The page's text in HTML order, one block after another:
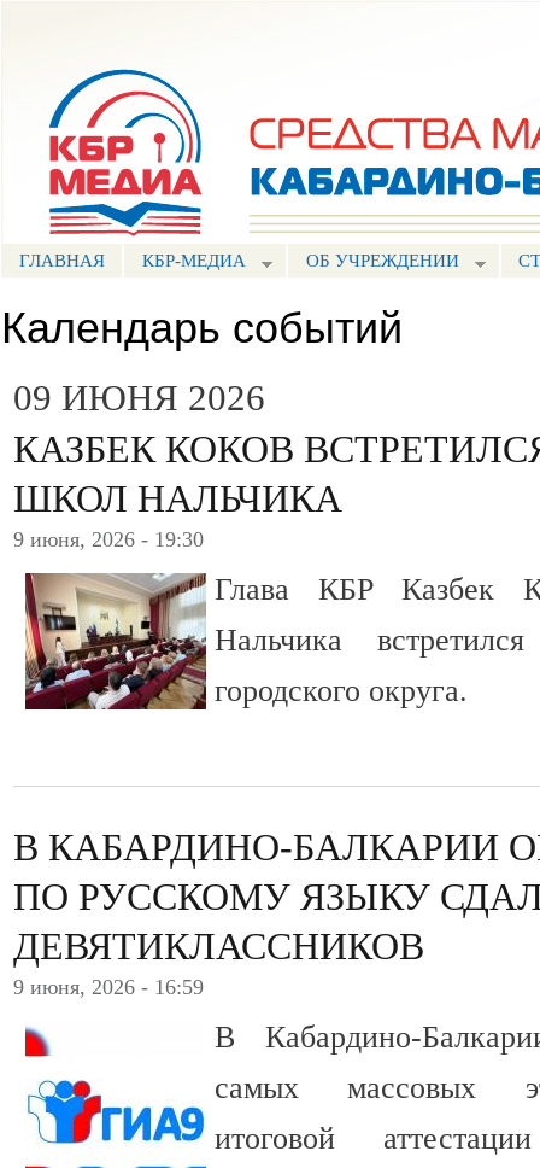
ГЛАВНАЯ КБР-МЕДИА ОБ УЧРЕЖДЕНИИ
Календарь событий
09 ИЮНЯ 2026
КАЗБЕК КОКОВ
ШКОЛ НАЛЬЧИКА
9 июня, 2026 - 19:30
Глава КБР Казбек
Нальчика
городского округа.
В КАБАРДИНО-БАЛКАРИИ
ПО РУССКОМУ ЯЗЫКУ
ДЕВЯТИКЛАССНИКОВ
9 июня, 2026 - 16:59
В Кабардино-
самых массовых
итоговой